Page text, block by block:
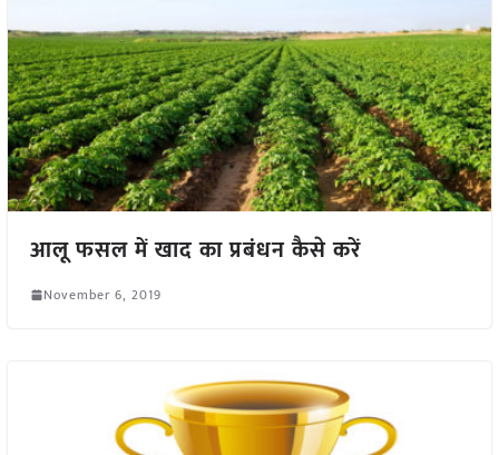
आलू फसल में खाद का प्रबंधन कैसे करें
November 6, 2019